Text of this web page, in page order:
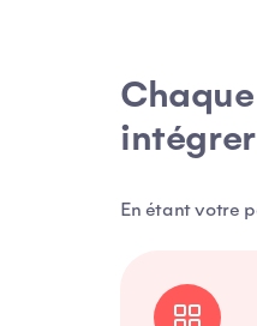
En étant votre